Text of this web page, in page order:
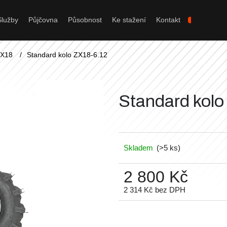
Půjčovna Působnost Ke stažení Kontakt
/ Standard kolo ZX18-6.12
Standard
Skladem (>5 ks)
2 800 Kč
2 314 Kč bez DPH
Měrná
Co potřebujete najít?
Hledat